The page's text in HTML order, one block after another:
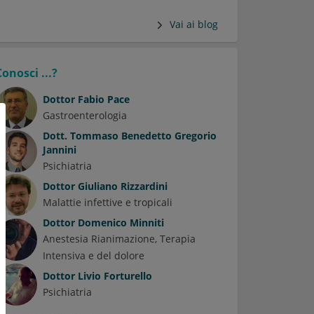
Vai ai blog
...?
Dottor Fabio Pace
Gastroenterologia
Dott. Tommaso Benedetto Gregorio
Jannini
Psichiatria
Dottor Giuliano Rizzardini
Malattie infettive e tropicali
Dottor Domenico Minniti
Anestesia Rianimazione, Terapia
Intensiva e del dolore
Dottor Livio Forturello
Psichiatria